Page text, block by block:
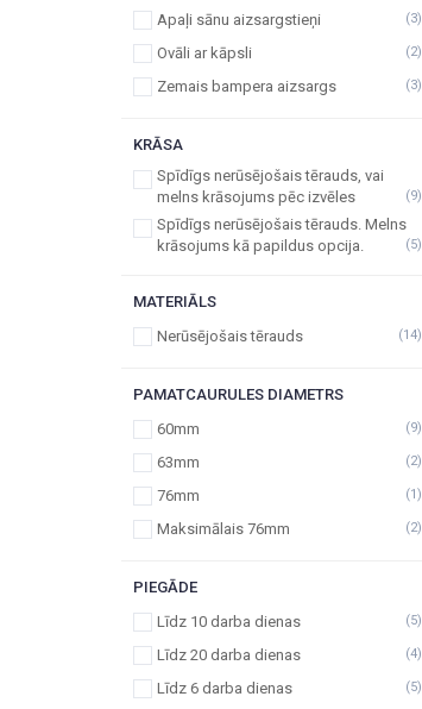
Apaļi sānu aizsargstieņi (3)
Ovāli ar kāpsli (2)
Zemais bampera aizsargs (3)
KRĀSA
Spīdīgs nerūsējošais tērauds, vai
melns krāsojums pēc izvēles
(9)
Spīdīgs nerūsējošais tērauds. Melns
krāsojums kā papildus opcija.
(5)
MATERIĀLS
Nerūsējošais tērauds
(14)
PAMATCAURULES DIAMETRS
60mm
(9)
63mm (2)
76mm (1)
Maksimālais 76mm (2)
PIEGĀDE
Līdz 10 darba dienas
(5)
Līdz 20 darba dienas (4)
Līdz 6 darba dienas (5)